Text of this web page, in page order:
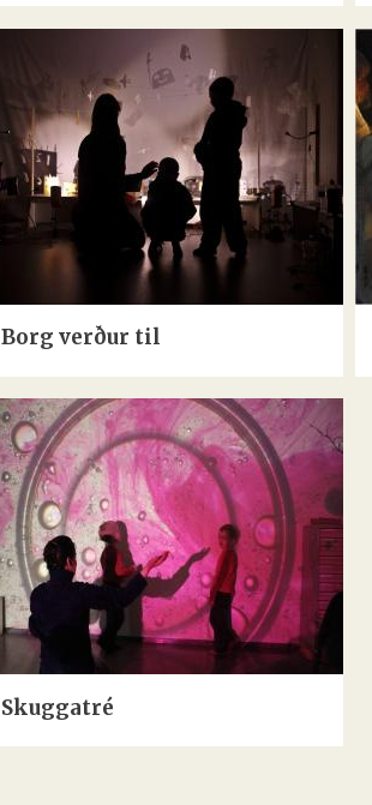
Borg verður til
Skuggatré